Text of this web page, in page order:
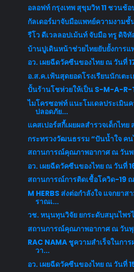
อลอฟท์ กรุงเทพ สุขุมวิท 11 ชวนช้อ
กัลเดอร์มาจับมือแพทย์ความงาม
รีโว ดีเวลลอปเม้นท์ จับมือ ทรู ดิจิ
บ้านปูเดินหน้าช่วยไทยยับยั้งการ
อว. เผยฉีดวัคซีนของไทย ณ วันที่
อ.ส.ค.เฟ้นสุดยอดโรงเรียนนักเต
ปั้นร้านโชห่วยให้เป็น S-M-A-
ไมโครซอฟท์ แนะโมเดลประเมิน
ปลอดภัย...
แคสเปอร์สกี้เผยผลสำรวจเด็กไท
กระทรวงวัฒนธรรม “ปันน้ำใจ ค
สถานการณ์คุณภาพอากาศ ณ วันพ
อว. เผยฉีดวัคซีนของไทย ณ วันที่
สถานการณ์การติดเชื้อโควิด-19
M HERBS ส่งต่อกำลังใจ แจกยา
ราณเ...
วช. หนุนทุนวิจัย ยกระดับสมุนไพร
สถานการณ์คุณภาพอากาศ ณ วันพุ
RAC NAMA ชูความสำเร็จในกา
วา...
อว. เผยฉีดวัคซีนของไทย ณ วันที่